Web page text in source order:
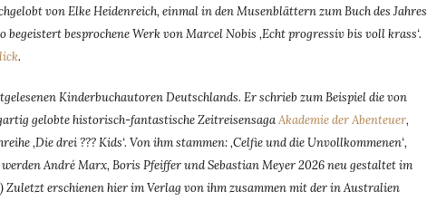
von Elke Heidenreich, einmal in den Musenblättern zum Buch des Jahres
besprochene Werk von Marcel Nobis ‚Echt progressiv bis voll krass‘.
.
Kinderbuchautoren Deutschlands. Er schrieb zum Beispiel die von
gelobte historisch-fantastische ZeitreisensagaAkademie der Abenteuer,
‚Die drei ??? Kids‘. Von ihm stammen: ‚Celfie und die Unvollkommenen‘,
werden André Marx, Boris Pfeiffer und Sebastian Meyer 2026 neu gestaltet im
Zuletzt erschienen hier im Verlag von ihm zusammen mit der in Australien